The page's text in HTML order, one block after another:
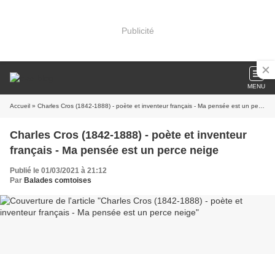
Publicité
MENU
Accueil » Charles Cros (1842-1888) - poète et inventeur français - Ma pensée est un perce neige
Charles Cros (1842-1888) - poète et inventeur
français - Ma pensée est un perce neige
Publié le 01/03/2021 à 21:12
Par Balades comtoises